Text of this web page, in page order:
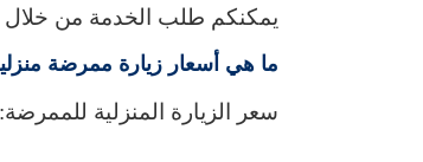
يمكنكم طلب الخدمة من خلال
ما هي أسعار زيارة ممرضة
سعر الزيارة المنزلية للممرضة: 250 ريال.